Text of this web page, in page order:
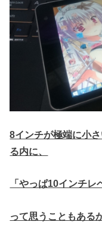
8インチが極端に小
る内に、
「やっぱ10インチレ
って思うこともある